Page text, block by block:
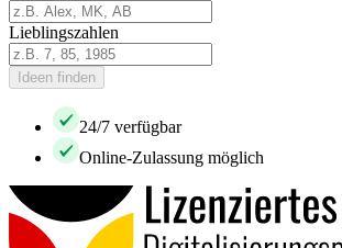
Lieblingszahlen
Ideen finden
24/7 verfügbar
Online-Zulassung möglich